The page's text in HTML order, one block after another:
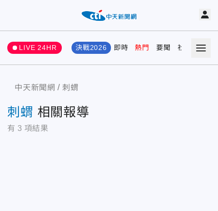
LIVE 24HR 決戰2026 即時 熱門 要聞 社會 娛樂
中天新聞網 刺蝟
刺蝟 相關報導
有 3 項結果